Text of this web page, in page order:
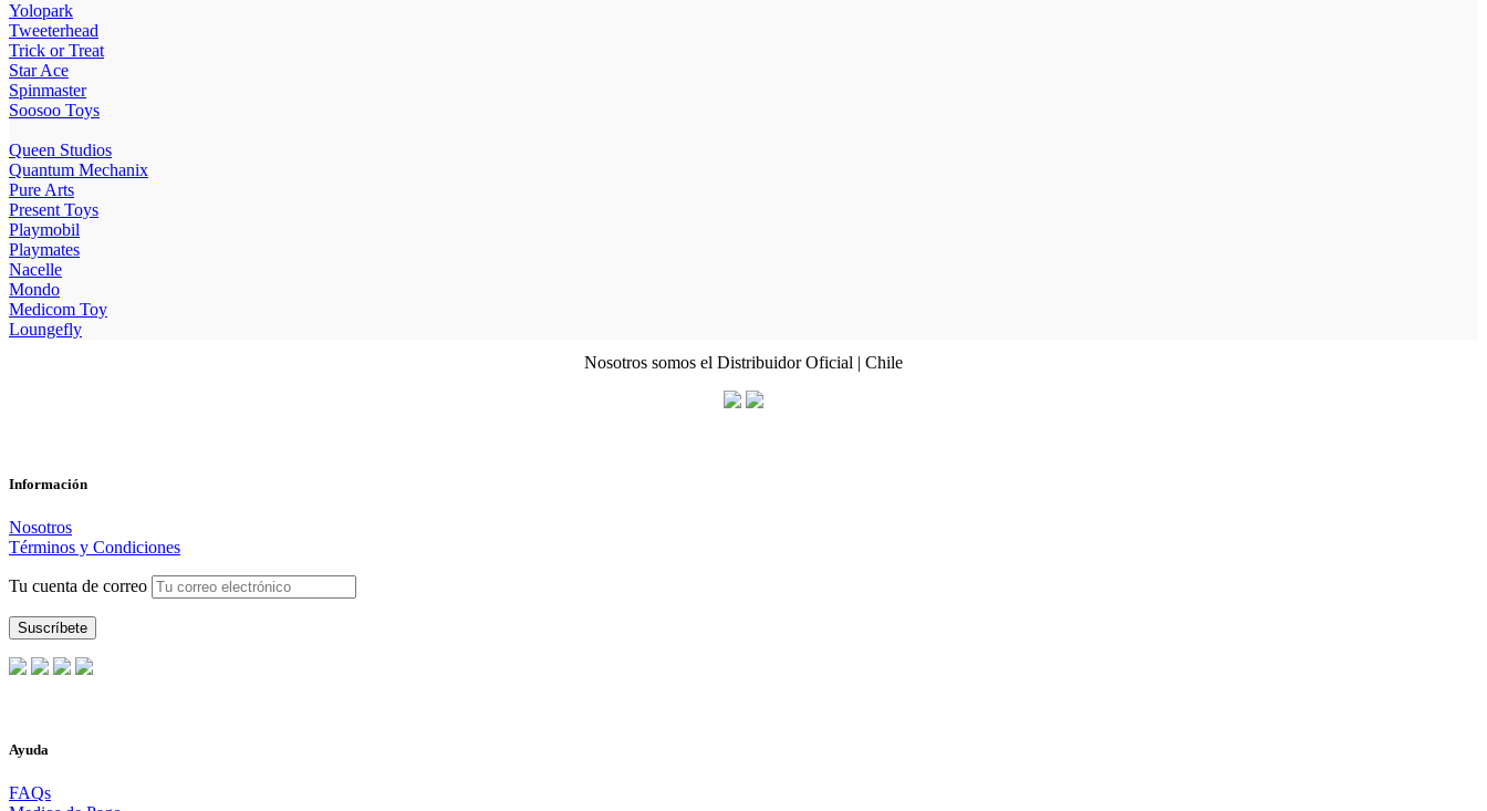
Yolopark
Tweeterhead
Trick or Treat
Star Ace
Spinmaster
Soosoo Toys
Queen Studios
Quantum Mechanix
Pure Arts
Present Toys
Playmobil
Playmates
Nacelle
Mondo
Medicom Toy
Loungefly
Nosotros somos el Distribuidor Oficial | Chile
Información
Nosotros
Términos y Condiciones
Tu cuenta de correo
Ayuda
FAQs